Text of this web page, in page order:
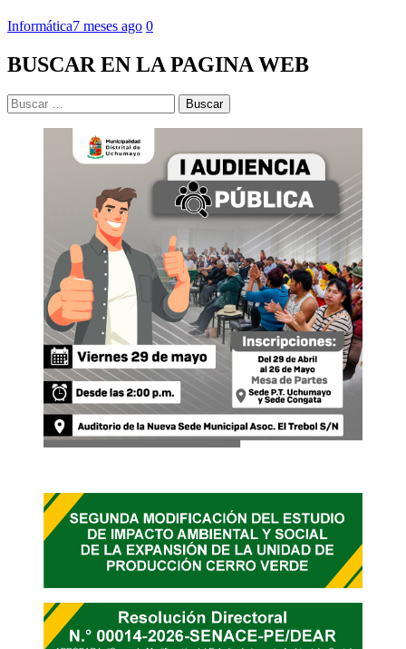
Informática7 meses ago 0
BUSCAR EN LA PAGINA WEB
Buscar: